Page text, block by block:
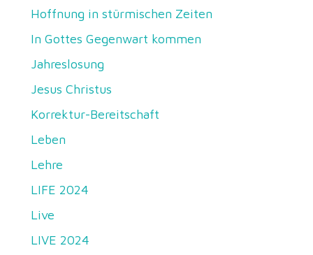
Hoffnung in stürmischen Zeiten
In Gottes Gegenwart kommen
Jahreslosung
Jesus Christus
Korrektur-Bereitschaft
Leben
Lehre
LIFE 2024
Live
LIVE 2024